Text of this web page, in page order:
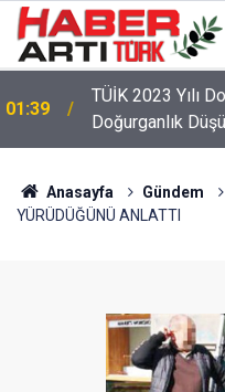
22:47 16 Maddelik
Anasayfa Gündem
YÜRÜDÜĞÜNÜ ANLATTI